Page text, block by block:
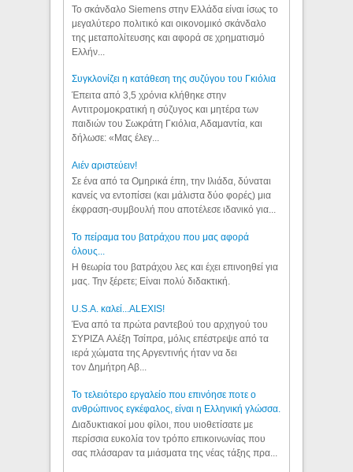
Το σκάνδαλο Siemens στην Ελλάδα είναι ίσως το
μεγαλύτερο πολιτικό και οικονομικό σκάνδαλο
της μεταπολίτευσης και αφορά σε χρηματισμό
Ελλήν...
Συγκλονίζει η κατάθεση της συζύγου του Γκιόλια
Έπειτα από 3,5 χρόνια κλήθηκε στην
Αντιτρομοκρατική η σύζυγος και μητέρα των
παιδιών του Σωκράτη Γκιόλια, Αδαμαντία, και
δήλωσε: «Μας έλεγ...
Aιέν αριστεύειν!
Σε ένα από τα Ομηρικά έπη, την Ιλιάδα, δύναται
κανείς να εντοπίσει (και μάλιστα δύο φορές) μια
έκφραση-συμβουλή που αποτέλεσε ιδανικό για...
Το πείραμα του βατράχου που μας αφορά
όλους...
Η θεωρία του βατράχου λες και έχει επινοηθεί για
μας. Την ξέρετε; Είναι πολύ διδακτική.
U.S.A. καλεί...ALEXIS!
Ένα από τα πρώτα ραντεβού του αρχηγού του
ΣΥΡΙΖΑ Αλέξη Τσίπρα, μόλις επέστρεψε από τα
ιερά χώματα της Αργεντινής ήταν να δει
τον Δημήτρη Αβ...
Το τελειότερο εργαλείο που επινόησε ποτε ο
ανθρώπινος εγκέφαλος, είναι η Ελληνική γλώσσα.
Διαδυκτιακοί μου φίλοι, που υιοθετίσατε με
περίσσια ευκολία τον τρόπο επικοινωνίας που
σας πλάσαραν τα μιάσματα της νέας τάξης πρα...